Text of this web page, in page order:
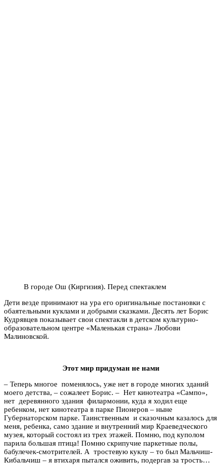
В городе Ош (Киргизия). Перед спектаклем
Дети везде принимают на ура его оригинальные постановки с
обаятельными куклами и добрыми сказками. Десять лет Борис
Кудрявцев показывает свои спектакли в детском культурно-
образовательном центре «Маленькая страна» Любови
Малиновской.
Этот мир придуман не нами
– Теперь многое поменялось, уже нет в городе многих зданий
моего детства, – сожалеет Борис. – Нет кинотеатра «Сампо»,
нет деревянного здания филармонии, куда я ходил еще
ребенком, нет кинотеатра в парке Пионеров – ныне
Губернаторском парке. Таинственным и сказочным казалось для
меня, ребенка, само здание и внутренний мир Краеведческого
музея, который состоял из трех этажей. Помню, под куполом
парила большая птица! Помню скрипучие паркетные полы,
бабулечек-смотрителей. А тростевую куклу – то был Мальчиш-
Кибальчиш – я втихаря пытался оживить, подергав за трость…